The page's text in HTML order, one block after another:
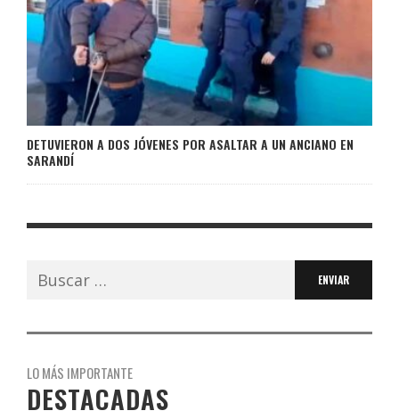
DETUVIERON A DOS JÓVENES POR ASALTAR A UN ANCIANO EN
SARANDÍ
Buscar:
LO MÁS IMPORTANTE
DESTACADAS